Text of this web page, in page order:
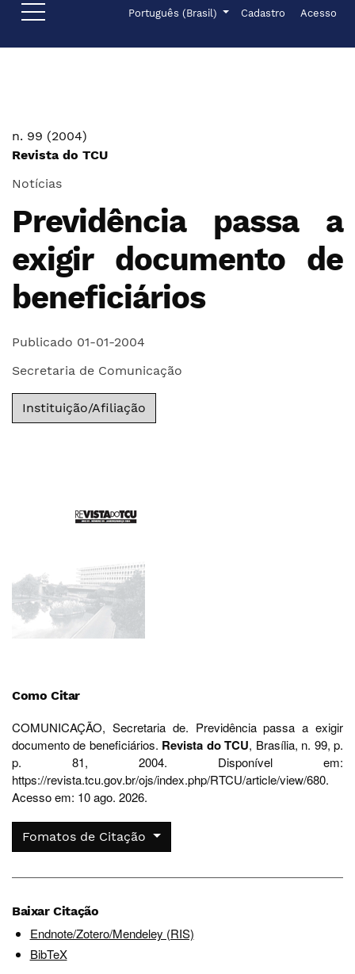
Ir para o menu de navegação principal
Ir para o conteúdo principal
Ir para o rodapé Idioma
Português (Brasil)
Menu de Cadastro Acesso
n. 99 (2004)
Revista do TCU
Notícias
Previdência passa a
exigir documento de
beneficiários
Publicado 01-01-2004
Secretaria de Comunicação
Instituição/Afiliação
Como Citar
COMUNICAÇÃO, Secretaria de. Previdência passa a exigir
documento de beneficiários. Revista do TCU, Brasília, n. 99, p.
p. 81, 2004. Disponível em:
https://revista.tcu.gov.br/ojs/index.php/RTCU/article/view/680.
Acesso em: 10 ago. 2026.
Fomatos de Citação
Baixar Citação
Endnote/Zotero/Mendeley (RIS)
BibTeX